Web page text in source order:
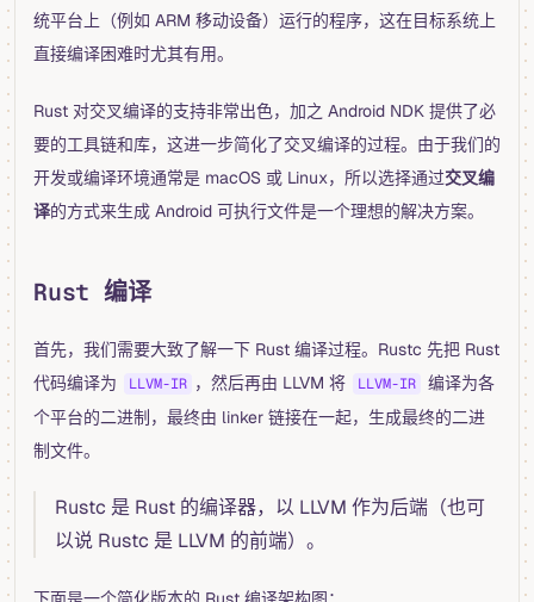
统平台上（例如 ARM 移动设备）运行的程序，这在目标系统上
直接编译困难时尤其有用。
Rust 对交叉编译的支持非常出色，加之 Android NDK 提供了必
要的工具链和库，这进一步简化了交叉编译的过程。由于我们的
开发或编译环境通常是 macOS 或 Linux，所以选择通过交叉编
译的方式来生成 Android 可执行文件是一个理想的解决方案。
Rust 编译
首先，我们需要大致了解一下 Rust 编译过程。Rustc 先把 Rust
代码编译为
LLVM-IR ，然后再由 LLVM 将 LLVM-IR
编译为各
个平台的二进制，最终由 linker 链接在一起，生成最终的二进
制文件。
Rustc 是 Rust 的编译器，以 LLVM 作为后端（也可
以说 Rustc 是 LLVM 的前端）。